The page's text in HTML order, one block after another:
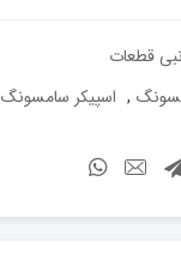
قطعات
, اسپیکر سامسونگ